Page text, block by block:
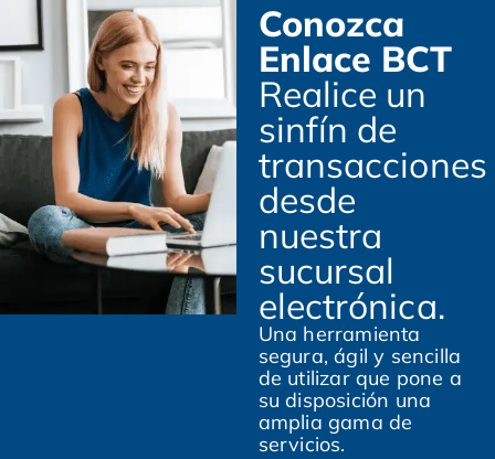
Conozca
Enlace BCT
Realice un
sinfín de
transacciones
desde
nuestra
sucursal
electrónica.
Una herramienta
segura, ágil y sencilla
de utilizar que pone a
su disposición una
amplia gama de
servicios.